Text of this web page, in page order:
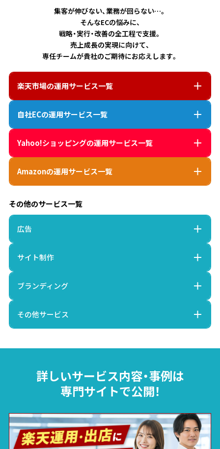
集客が伸びない、業務が回らない…。
そんなECの悩みに、
戦略・実行・改善の全工程で支援。
売上成長の実現に向けて、
専任チームが貴社のご期待にお応えします。
楽天市場の運用サービス一覧
自社ECの運用サービス一覧
Yahoo!ショッピングの運用サービス一覧
Amazonの運用サービス一覧
その他のサービス一覧
広告
サイト制作
ブランディング
その他サービス
詳しいサービス内容・事例は
専門サイトで公開！